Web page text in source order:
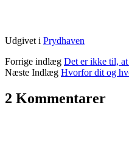
Udgivet i Prydhaven
Forrige indlæg Det er ikke til,
Næste Indlæg Hvorfor dit og
2 Kommentarer